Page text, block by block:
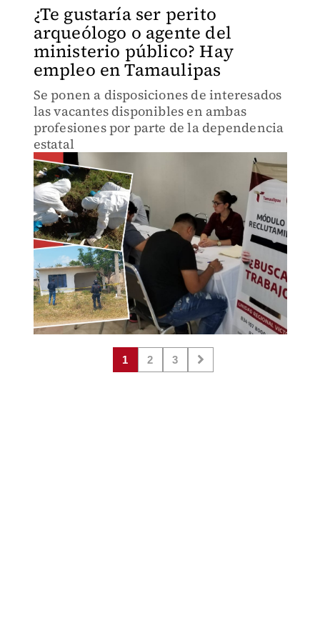
¿Te gustaría ser perito
arqueólogo o agente del
ministerio público? Hay
empleo en Tamaulipas
Se ponen a disposiciones de interesados
las vacantes disponibles en ambas
profesiones por parte de la dependencia
estatal
1 2 3